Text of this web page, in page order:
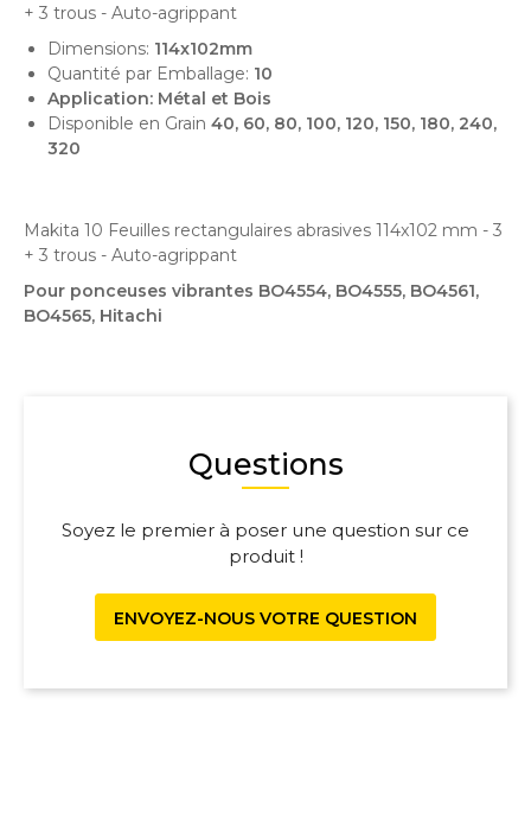
+ 3 trous - Auto-agrippant
Dimensions: 114x102mm
Quantité par Emballage: 10
Application: Métal et Bois
Disponible en Grain 40, 60, 80, 100, 120, 150, 180, 240,
320
Makita 10 Feuilles rectangulaires abrasives 114x102 mm - 3
+ 3 trous - Auto-agrippant
Pour ponceuses vibrantes BO4554, BO4555, BO4561,
BO4565, Hitachi
Questions
Soyez le premier à poser une question sur ce
produit !
ENVOYEZ-NOUS VOTRE QUESTION